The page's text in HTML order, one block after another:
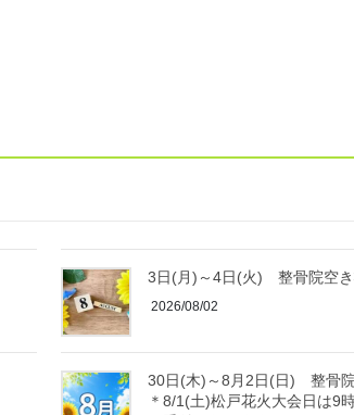
3日(月)～4日(火) 整骨院空き
2026/08/02
30日(木)～8月2日(日) 整骨院
＊8/1(土)松戸花火大会日は9